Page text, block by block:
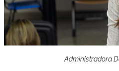
Administradora